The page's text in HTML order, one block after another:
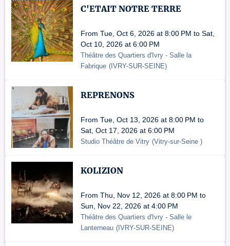
C'ETAIT NOTRE TERRE
From Tue, Oct 6, 2026 at 8:00 PM to Sat,
Oct 10, 2026 at 6:00 PM
Théâtre des Quartiers d'Ivry - Salle la
Fabrique ( IVRY-SUR-SEINE)
REPRENONS
From Tue, Oct 13, 2026 at 8:00 PM to
Sat, Oct 17, 2026 at 6:00 PM
Studio Théâtre de Vitry (Vitry-sur-Seine )
KOLIZION
From Thu, Nov 12, 2026 at 8:00 PM to
Sun, Nov 22, 2026 at 4:00 PM
Théâtre des Quartiers d'Ivry - Salle le
Lanterneau ( IVRY-SUR-SEINE)